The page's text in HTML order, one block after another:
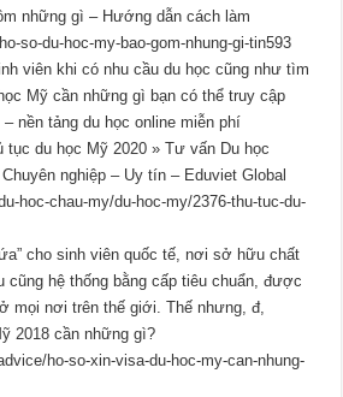
những gì – Hướng dẫn cách làm
so-du-hoc-my-bao-gom-nhung-gi-tin593
viên khi có nhu cầu du học cũng như tìm
Mỹ cần những gì bạn có thể truy cập
nền tảng du học online miễn phí
tục du học Mỹ 2020 » Tư vấn Du học
nghiệp – Uy tín – Eduviet Global
hoc-chau-my/du-hoc-my/2376-thu-tuc-du-
cho sinh viên quốc tế, nơi sở hữu chất
cũng hệ thống bằng cấp tiêu chuẩn, được
mọi nơi trên thế giới. Thế nhưng, đ,
2018 cần những gì?
ho-so-xin-visa-du-hoc-my-can-nhung-